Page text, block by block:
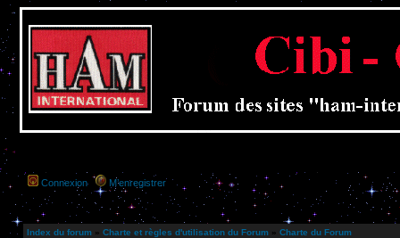
Connexion M’enregistrer
Index du forum » Charte et règles d'utilisation du Forum » Charte du Forum